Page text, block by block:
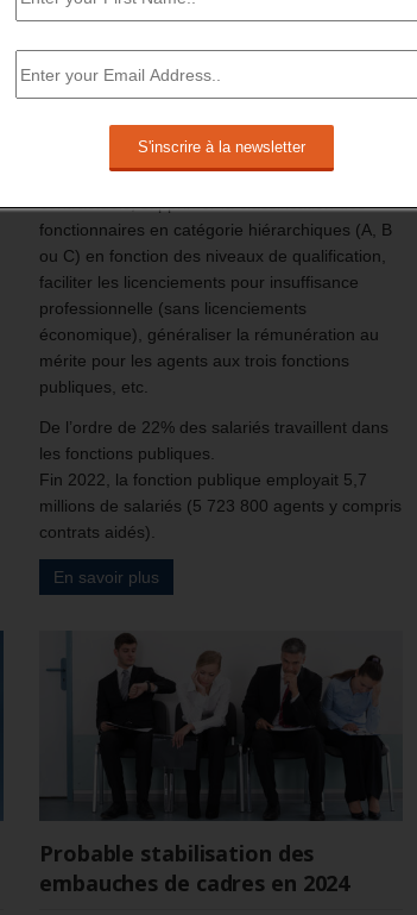
Le ministre de la Fonction publique a lancé une
d’une réforme de la fonction publique. Il devrait
Il serait question de revoir les modes de
recrutement des personnels, titulaires et
contractuels, supprimer la classification des
fonctionnaires en catégorie hiérarchiques (A, B
ou C) en fonction des niveaux de qualification,
faciliter les licenciements pour insuffisance
professionnelle (sans licenciements
économique), généraliser la rémunération au
mérite pour les agents aux trois fonctions
publiques, etc.
De l’ordre de 22% des salariés travaillent dans
les fonctions publiques.
Fin 2022, la fonction publique employait 5,7
millions de salariés (5 723 800 agents y compris
contrats aidés).
En savoir plus
Probable stabilisation des
embauches de cadres en 2024